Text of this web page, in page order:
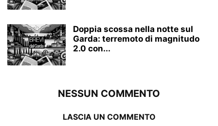
Doppia scossa nella notte sul
Garda: terremoto di magnitudo
2.0 con...
NESSUN COMMENTO
LASCIA UN COMMENTO